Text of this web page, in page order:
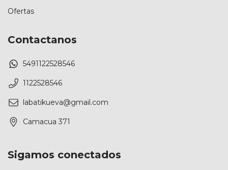
Ofertas
Contactanos
5491122528546
1122528546
labatikueva@gmail.com
Camacua 371
Sigamos conectados